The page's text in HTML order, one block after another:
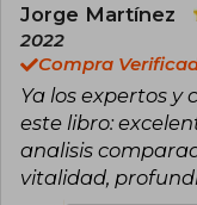
Jorge Martínez
2022
Compra
Ya los expertos y
este libro:
analisis
vitalidad,